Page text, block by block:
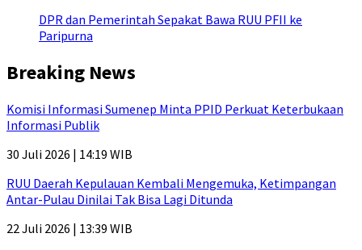
DPR dan Pemerintah Sepakat Bawa RUU PFII ke
Paripurna
Breaking News
Komisi Informasi Sumenep Minta PPID Perkuat Keterbukaan
Informasi Publik
30 Juli 2026 | 14:19 WIB
RUU Daerah Kepulauan Kembali Mengemuka, Ketimpangan
Antar-Pulau Dinilai Tak Bisa Lagi Ditunda
22 Juli 2026 | 13:39 WIB